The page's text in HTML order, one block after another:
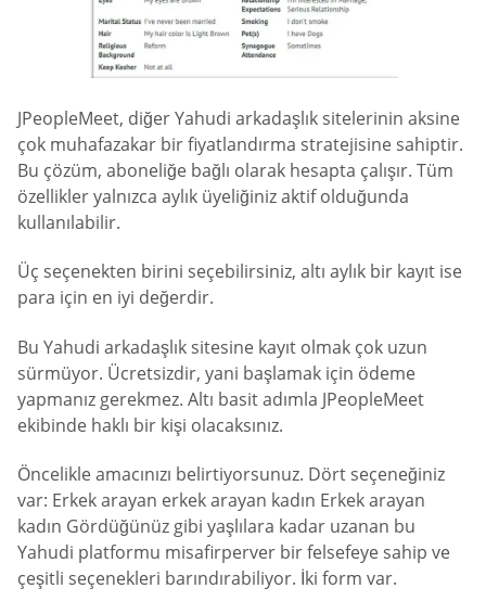
JPeopleMeet, diğer Yahudi arkadaşlık sitelerinin aksine
çok muhafazakar bir fiyatlandırma stratejisine sahiptir.
Bu çözüm, aboneliğe bağlı olarak hesapta çalışır. Tüm
özellikler yalnızca aylık üyeliğiniz aktif olduğunda
kullanılabilir.
Üç seçenekten birini seçebilirsiniz, altı aylık bir kayıt ise
para için en iyi değerdir.
Bu Yahudi arkadaşlık sitesine kayıt olmak çok uzun
sürmüyor. Ücretsizdir, yani başlamak için ödeme
yapmanız gerekmez. Altı basit adımla JPeopleMeet
ekibinde haklı bir kişi olacaksınız.
Öncelikle amacınızı belirtiyorsunuz. Dört seçeneğiniz
var: Erkek arayan erkek arayan kadın Erkek arayan
kadın Gördüğünüz gibi yaşlılara kadar uzanan bu
Yahudi platformu misafirperver bir felsefeye sahip ve
çeşitli seçenekleri barındırabiliyor. İki form var.